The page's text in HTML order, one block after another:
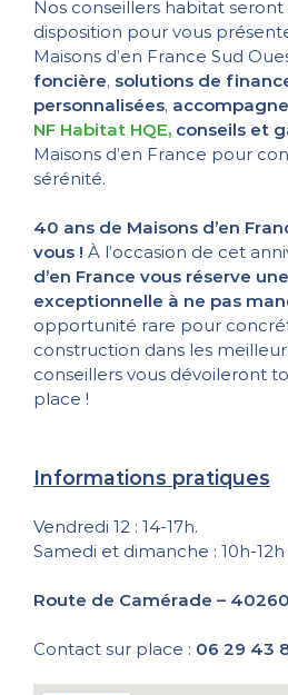
Nos conseillers habitat
disposition pour vous
Maisons d’en France Sud
foncière, solutions de
personnalisées,
NF Habitat HQE, conseils et
Maisons d’en France pour
sérénité.
40 ans de Maisons d’en
vous ! À l’occasion de cet
d’en France vous réserve
exceptionnelle à ne pas
opportunité rare pour
construction dans les
conseillers vous dévoileront
place !
Informations pratiques
Vendredi 12 : 14-17h.
Samedi et dimanche : 10h-12h
Route de Camérade – 40260
Contact sur place : 06 29 43